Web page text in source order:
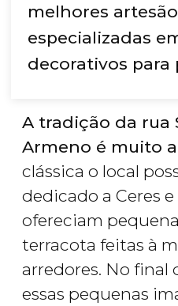
melhores
especializadas
decorativos para
A tradição da rua
Armeno é muito
clássica o local
dedicado a Ceres
ofereciam
terracota feitas à
arredores. No final
essas pequenas